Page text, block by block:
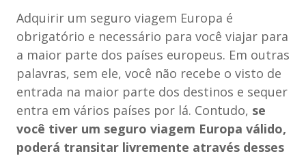
Adquirir um seguro viagem Europa é
obrigatório e necessário para você viajar para
a maior parte dos países europeus. Em outras
palavras, sem ele, você não recebe o visto de
entrada na maior parte dos destinos e sequer
entra em vários países por lá. Contudo, se
você tiver um seguro viagem Europa válido,
poderá transitar livremente através desses